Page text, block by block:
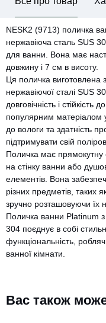
NESK2 (9713) поличка
нержавіюча сталь SUS
для ванни. Вона має
довжину і 7 см в висоту.
Ця поличка виготовлена
нержавіючої сталі SUS
довговічність і
популярним матеріалом
до вологи та здатність
підтримувати свій
Поличка має
на стінку ванни або
елементів. Вона
різних предметів, таких
зручно розташовуючи їх
Поличка ванни Platinum з
304 поєднує в собі
функціональність,
ванної кімнати.
Вас також